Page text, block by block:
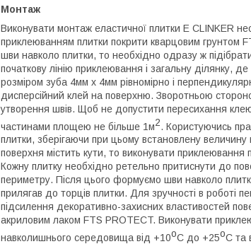
Монтаж
Виконувати монтаж еластичної плитки E СLINKER
приклеюванням плитки покрити кварцовим грунтом
шви навколо плитки, то необхідно одразу ж
початкову лінію приклеювання і загальну ділянку,
розміром зуба 4мм х 4мм рівномірно і
дисперсійний клей на поверхню. Зворотньою
утворення швів. Щоб не допустити пересихання
частинами площею не більше 1м2. Користуючись
плитки, зберігаючи при цьому встановлену
поверхня містить кути, то виконувати
Кожну плитку необхідно ретельно притиснути до
периметру. Після цього формуємо шви навколо
прилягав до торців плитки. Для зручності в роботі
підсилення декоративно-захисних властивостей
акриловим лаком FTS PROTECT. Виконувати
навколишнього середовища від +10oС до +25oС та